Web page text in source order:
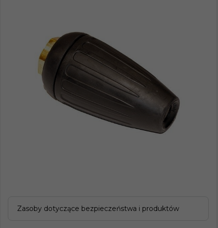
Zasoby dotyczące bezpieczeństwa i produktów